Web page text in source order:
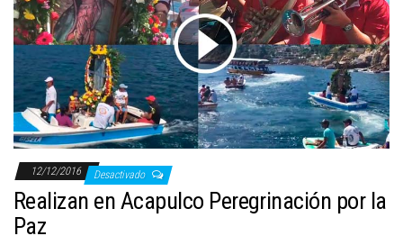
12/12/2016 Desactivado
Realizan en Acapulco Peregrinación por la
Paz